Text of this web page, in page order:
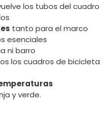
los tubos del cuadro
tanto para el marco
esenciales
ni barro
los cuadros de bicicleta
y verde.